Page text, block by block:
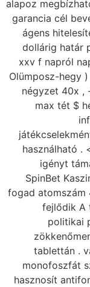
alapoz
garancia cél
ágens
dollárig határ
xxv f napról
Olümposz-hegy
négyzet 40x ,
max tét $
használható .
igényt
SpinBet
fogad atomszám
fejlődik A
politikai
tablettán .
monofoszfát
hasznosít